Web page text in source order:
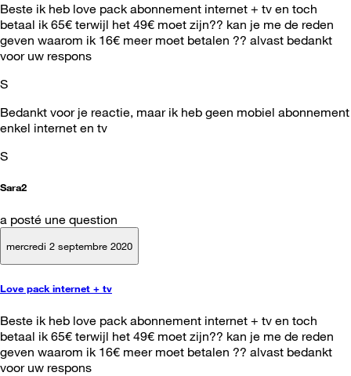
Beste ik heb love pack abonnement internet + tv en toch
betaal ik 65€ terwijl het 49€ moet zijn?? kan je me de reden
geven waarom ik 16€ meer moet betalen ?? alvast bedankt
voor uw respons
S
Bedankt voor je reactie, maar ik heb geen mobiel abonnement
enkel internet en tv
S
Sara2
a posté une question
mercredi 2 septembre 2020
Love pack internet + tv
Beste ik heb love pack abonnement internet + tv en toch
betaal ik 65€ terwijl het 49€ moet zijn?? kan je me de reden
geven waarom ik 16€ meer moet betalen ?? alvast bedankt
voor uw respons